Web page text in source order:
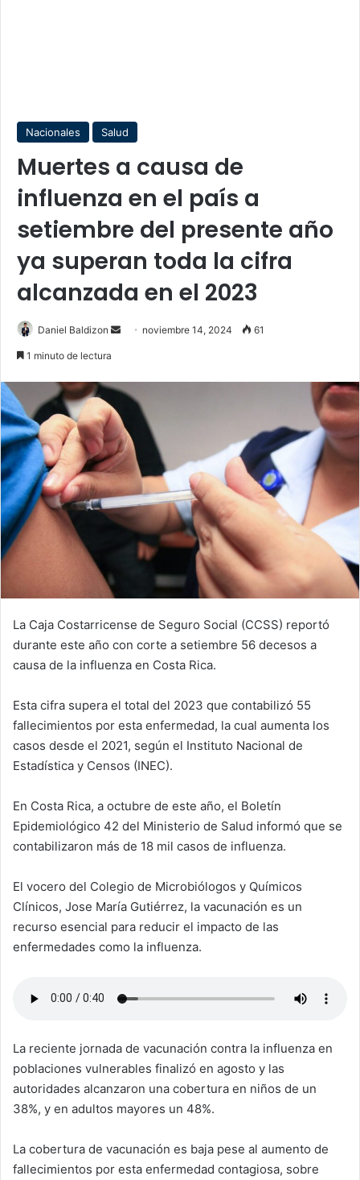
Nacionales Salud
Muertes a causa de
influenza en el país a
setiembre del presente año
ya superan toda la cifra
alcanzada en el 2023
Daniel Baldizon
Send noviembre 14, 2024 61
1 minuto de lectura
La Caja Costarricense de Seguro Social (CCSS) reportó
durante este año con corte a setiembre 56 decesos a
causa de la influenza en Costa Rica.
Esta cifra supera el total del 2023 que contabilizó 55
fallecimientos por esta enfermedad, la cual aumenta los
casos desde el 2021, según el Instituto Nacional de
Estadística y Censos (INEC).
En Costa Rica, a octubre de este año, el Boletín
Epidemiológico 42 del Ministerio de Salud informó que se
contabilizaron más de 18 mil casos de influenza.
El vocero del Colegio de Microbiólogos y Químicos
Clínicos, Jose María Gutiérrez, la vacunación es un
recurso esencial para reducir el impacto de las
enfermedades como la influenza.
La reciente jornada de vacunación contra la influenza en
poblaciones vulnerables finalizó en agosto y las
autoridades alcanzaron una cobertura en niños de un
38%, y en adultos mayores un 48%.
La cobertura de vacunación es baja pese al aumento de
fallecimientos por esta enfermedad contagiosa, sobre